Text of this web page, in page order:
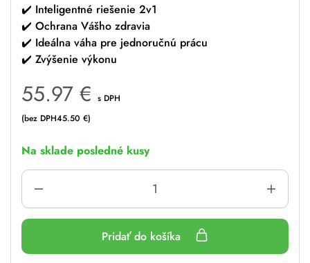
✔️ Inteligentné riešenie 2v1
✔️ Ochrana Vášho zdravia
✔️ Ideálna váha pre jednoručnú prácu
✔️ Zvýšenie výkonu
55.97 € s DPH
(bez DPH45.50 €)
Na sklade posledné kusy
Pridať do košíka